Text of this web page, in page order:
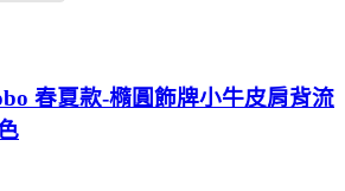
春夏款-橢圓飾牌小牛皮肩背流